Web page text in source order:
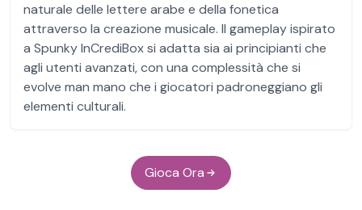
naturale delle lettere arabe e della fonetica
attraverso la creazione musicale. Il gameplay ispirato
a Spunky InCrediBox si adatta sia ai principianti che
agli utenti avanzati, con una complessità che si
evolve man mano che i giocatori padroneggiano gli
elementi culturali.
Gioca Ora